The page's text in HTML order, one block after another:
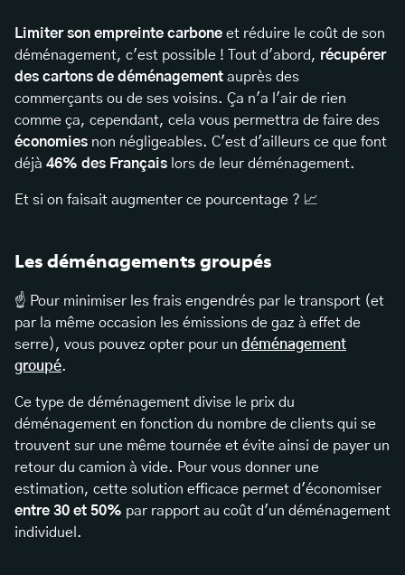
Limiter son empreinte carbone et réduire le coût de son
déménagement, c'est possible ! Tout d'abord, récupérer
des cartons de déménagement auprès des
commerçants ou de ses voisins. Ça n'a l'air de rien
comme ça, cependant, cela vous permettra de faire des
économies non négligeables. C'est d'ailleurs ce que font
déjà 46% des Français lors de leur déménagement.
Et si on faisait augmenter ce pourcentage ? 📈
Les déménagements groupés
☝️ Pour minimiser les frais engendrés par le transport (et
par la même occasion les émissions de gaz à effet de
serre), vous pouvez opter pour un déménagement
groupé.
Ce type de déménagement divise le prix du
déménagement en fonction du nombre de clients qui se
trouvent sur une même tournée et évite ainsi de payer un
retour du camion à vide. Pour vous donner une
estimation, cette solution efficace permet d'économiser
entre 30 et 50% par rapport au coût d'un déménagement
individuel.